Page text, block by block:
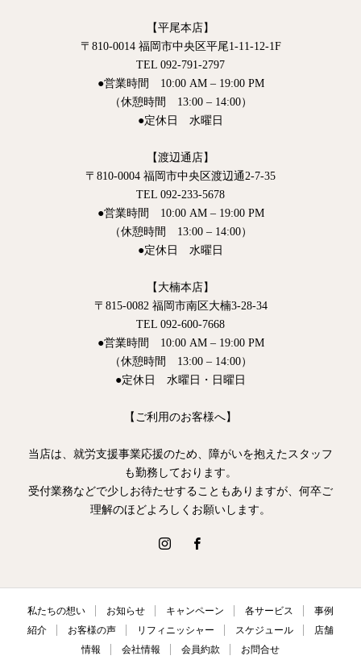
【平尾本店】
〒810-0014 福岡市中央区平尾1-11-12-1F
TEL 092-791-2797
●営業時間 10:00 AM – 19:00 PM
（休憩時間 13:00 – 14:00）
●定休日 水曜日
【渡辺通店】
〒810-0004 福岡市中央区渡辺通2-7-35
TEL 092-233-5678
●営業時間 10:00 AM – 19:00 PM
（休憩時間 13:00 – 14:00）
●定休日 水曜日
【大楠本店】
〒815-0082 福岡市南区大楠3-28-34
TEL 092-600-7668
●営業時間 10:00 AM – 19:00 PM
（休憩時間 13:00 – 14:00）
●定休日 水曜日・日曜日
【ご利用のお客様へ】
当店は、就労支援事業応援のため、障がいを抱えたスタッフ
も勤務しております。
受付業務などで少しお待たせすることもありますが、何卒ご
理解のほどよろしくお願いします。
私たちの想い お知らせ キャンペーン 各サービス
事例
紹介
お客様の声 リフィニッシャー スケジュール
店舗
情報
会社情報 会員約款 お問合せ